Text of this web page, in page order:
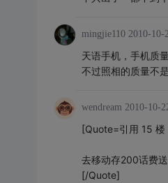
mingjie110 2010-10-
天语手机，手机质
不过照相的质量不是
wendream 2010-10-
[Quote=引用 15
去移动存200话费送
[/Quote]